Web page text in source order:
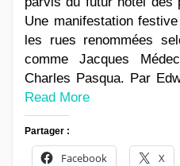
Une manifestation
les rues renommées
comme Jacques
Charles Pasqua. Par
Read More
Partager :
Facebook X